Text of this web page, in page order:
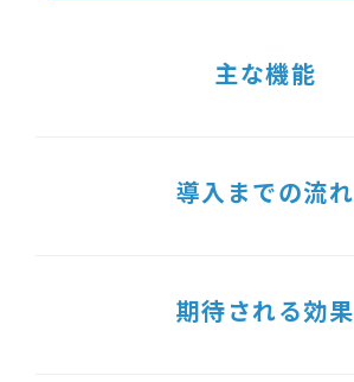
主な機能
導入までの流れ
期待される効果